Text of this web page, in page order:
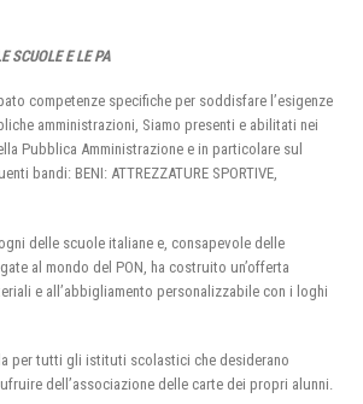
SCUOLE E LE PA
competenze specifiche per soddisfare l’esigenze
amministrazioni, Siamo presenti e abilitati nei
Pubblica Amministrazione e in particolare sul
bandi: BENI: ATTREZZATURE SPORTIVE,
delle scuole italiane e, consapevole delle
al mondo del PON, ha costruito un’offerta
e all’abbigliamento personalizzabile con i loghi
per tutti gli istituti scolastici che desiderano
dell’associazione delle carte dei propri alunni.